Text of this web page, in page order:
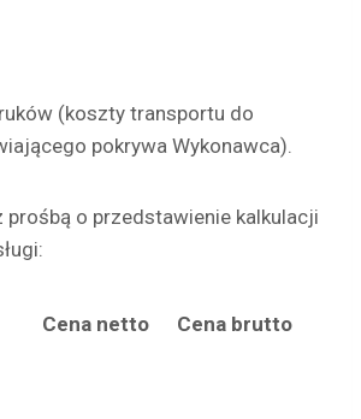
(koszty transportu do
pokrywa Wykonawca).
prośbą o przedstawienie kalkulacji
Cena netto
Cena brutto